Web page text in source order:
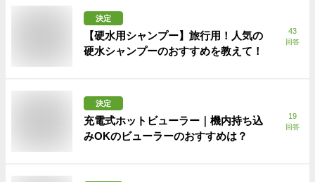
決定
【硬水用シャンプー】旅行用！人気の
硬水シャンプーのおすすめを教えて！
43
回答
決定
充電式ホットビューラー｜機内持ち込
みOKのビューラーのおすすめは？
19
回答